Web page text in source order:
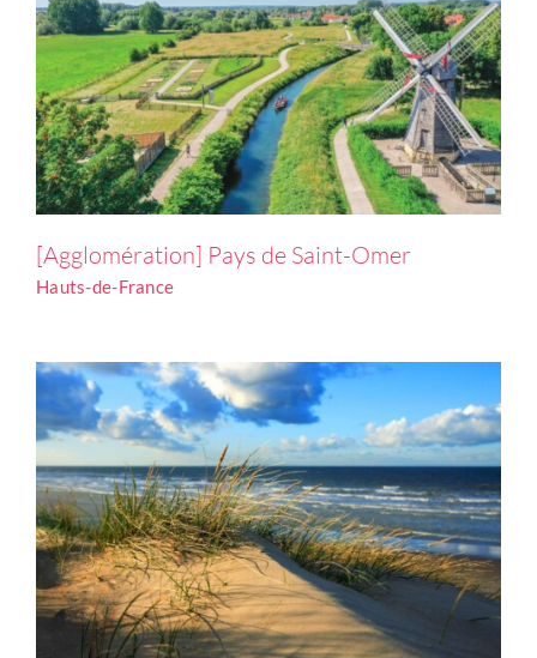
[Agglomération] Pays de Saint-Omer
Hauts-de-France
Hauts-de-France